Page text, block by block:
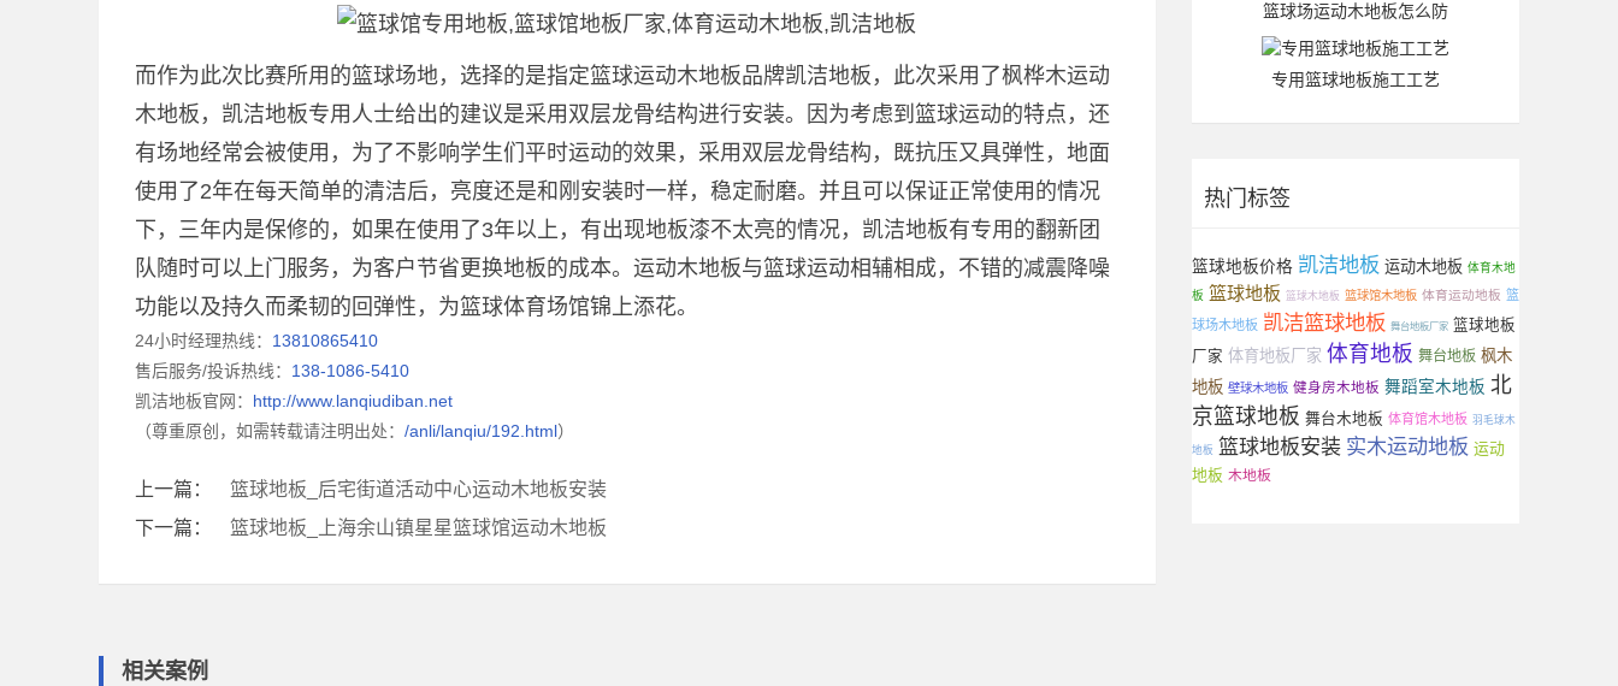
而作为此次比赛所用的篮球场地，选择的是指定篮球运动木地板品牌凯洁地板，此次采用了枫桦木运动
木地板，凯洁地板专用人士给出的建议是采用双层龙骨结构进行安装。因为考虑到篮球运动的特点，还
有场地经常会被使用，为了不影响学生们平时运动的效果，采用双层龙骨结构，既抗压又具弹性，地面
使用了2年在每天简单的清洁后，亮度还是和刚安装时一样，稳定耐磨。并且可以保证正常使用的情况
下，三年内是保修的，如果在使用了3年以上，有出现地板漆不太亮的情况，凯洁地板有专用的翻新团
队随时可以上门服务，为客户节省更换地板的成本。运动木地板与篮球运动相辅相成，不错的减震降噪
功能以及持久而柔韧的回弹性，为篮球体育场馆锦上添花。
24小时经理热线： 13810865410
售后服务/投诉热线： 138-1086-5410
凯洁地板官网： http://www.lanqiudiban.net
（尊重原创，如需转载请注明出处： /anli/lanqiu/192.html）
上一篇：
篮球地板_后宅街道活动中心运动木地板安装
下一篇：
篮球地板_上海余山镇星星篮球馆运动木地板
篮球场运动木地板怎么防
专用篮球地板施工工艺
热门标签
篮球地板价格 凯洁地板 运动木地板 体育木地
板 篮球地板 篮球木地板 篮球馆木地板 体育运动地板 篮
球场木地板 凯洁篮球地板 舞台地板厂家 篮球地板
厂家 体育地板厂家 体育地板 舞台地板 枫木
地板 壁球木地板 健身房木地板 舞蹈室木地板 北
京篮球地板 舞台木地板 体育馆木地板 羽毛球木
地板 篮球地板安装 实木运动地板 运动
地板 木地板
相关案例